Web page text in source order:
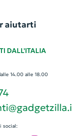
aiutarti
DALL'ITALIA
14.00 alle 18.00
social: